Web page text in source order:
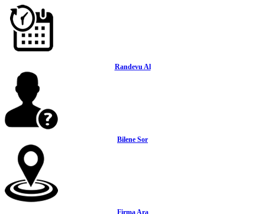
Randevu Al
Bilene Sor
Firma Ara